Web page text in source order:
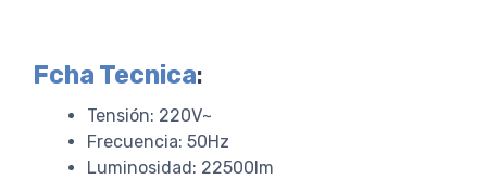
Fcha Tecnica:
Tensión: 220V~
Frecuencia: 50Hz
Luminosidad: 22500lm